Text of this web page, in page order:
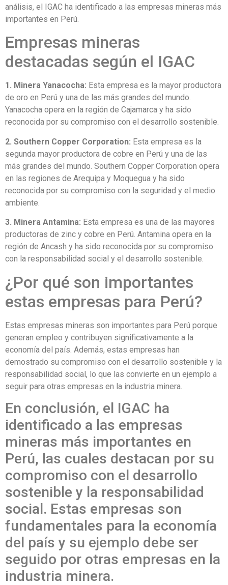
análisis, el IGAC ha identificado a las empresas mineras más
importantes en Perú.
Empresas mineras
destacadas según el IGAC
1. Minera Yanacocha: Esta empresa es la mayor productora
de oro en Perú y una de las más grandes del mundo.
Yanacocha opera en la región de Cajamarca y ha sido
reconocida por su compromiso con el desarrollo sostenible.
2. Southern Copper Corporation: Esta empresa es la
segunda mayor productora de cobre en Perú y una de las
más grandes del mundo. Southern Copper Corporation opera
en las regiones de Arequipa y Moquegua y ha sido
reconocida por su compromiso con la seguridad y el medio
ambiente.
3. Minera Antamina: Esta empresa es una de las mayores
productoras de zinc y cobre en Perú. Antamina opera en la
región de Ancash y ha sido reconocida por su compromiso
con la responsabilidad social y el desarrollo sostenible.
¿Por qué son importantes
estas empresas para Perú?
Estas empresas mineras son importantes para Perú porque
generan empleo y contribuyen significativamente a la
economía del país. Además, estas empresas han
demostrado su compromiso con el desarrollo sostenible y la
responsabilidad social, lo que las convierte en un ejemplo a
seguir para otras empresas en la industria minera.
En conclusión, el IGAC ha
identificado a las empresas
mineras más importantes en
Perú, las cuales destacan por su
compromiso con el desarrollo
sostenible y la responsabilidad
social. Estas empresas son
fundamentales para la economía
del país y su ejemplo debe ser
seguido por otras empresas en la
industria minera.